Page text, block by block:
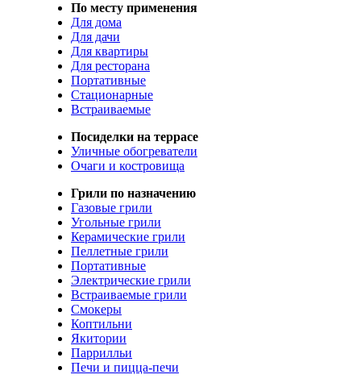
По месту применения
Для дома
Для дачи
Для квартиры
Для ресторана
Портативные
Стационарные
Встраиваемые
Посиделки на террасе
Уличные обогреватели
Очаги и костровища
Грили по назначению
Газовые грили
Угольные грили
Керамические грили
Пеллетные грили
Портативные
Электрические грили
Встраиваемые грили
Смокеры
Коптильни
Якитории
Паррилльи
Печи и пицца-печи